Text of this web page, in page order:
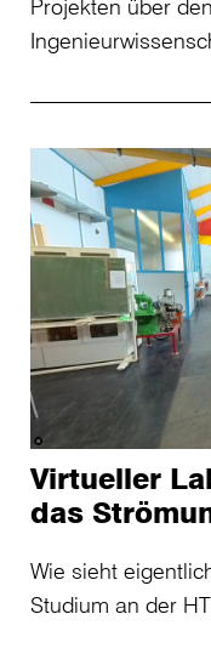
Projekten über
Virtueller
das
Wie sieht
Studium an der